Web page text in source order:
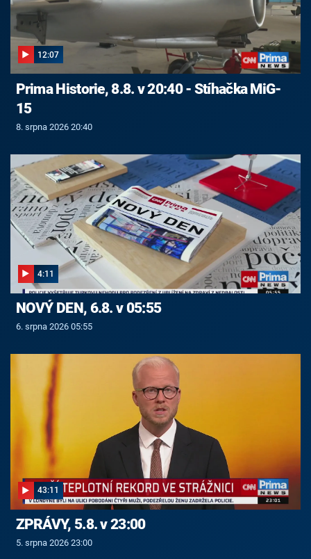
12:07
Prima Historie, 8.8. v 20:40 - Stíhačka MiG-
15
8. srpna 2026 20:40
4:11
NOVÝ DEN, 6.8. v 05:55
6. srpna 2026 05:55
43:11
ZPRÁVY, 5.8. v 23:00
5. srpna 2026 23:00